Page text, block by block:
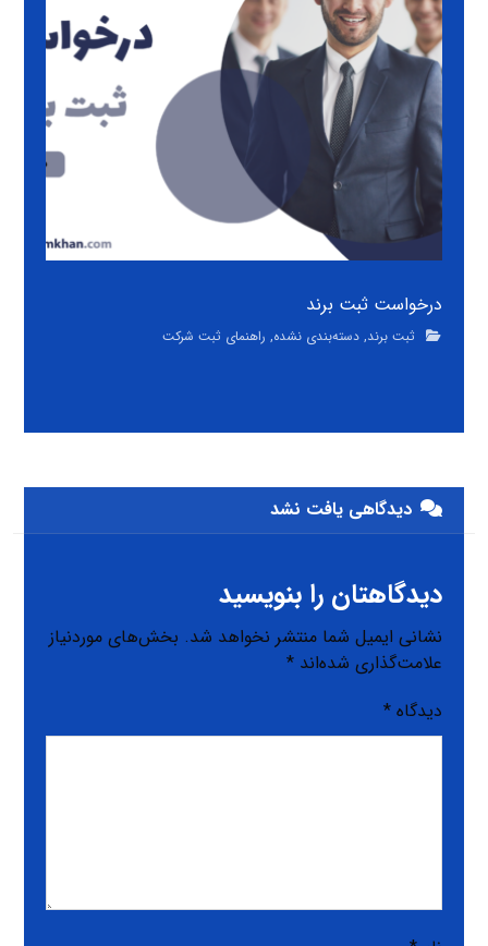
درخواست ثبت برند
ثبت برند,دسته‌بندی نشده, راهنمای ثبت شرکت
دیدگاهی یافت نشد
دیدگاهتان را بنویسید
نشانی ایمیل شما منتشر نخواهد شد. بخش‌های موردنیاز
علامت‌گذاری شده‌اند*
دیدگاه*